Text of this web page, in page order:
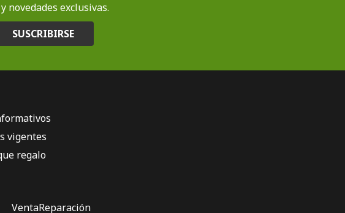
exclusivas.
SUSCRIBIRSE
vigentes
regalo
VentaReparación